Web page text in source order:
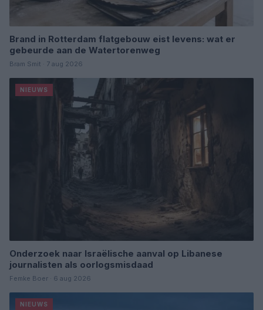
Brand in Rotterdam flatgebouw eist levens: wat er
gebeurde aan de Watertorenweg
Bram Smit · 7 aug 2026
NIEUWS
Onderzoek naar Israëlische aanval op Libanese
journalisten als oorlogsmisdaad
Femke Boer · 6 aug 2026
NIEUWS